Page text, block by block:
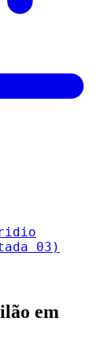
03)
em